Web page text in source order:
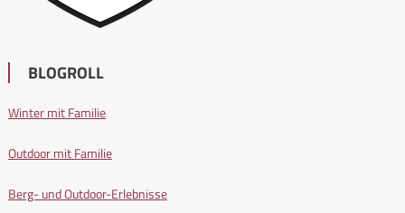
BLOGROLL
Winter mit Familie
Outdoor mit Familie
Berg- und Outdoor-Erlebnisse